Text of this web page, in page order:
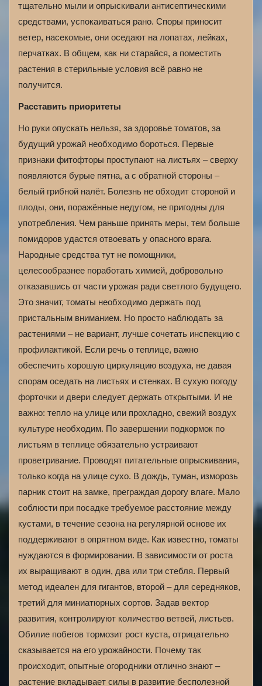
тщательно мыли и опрыскивали антисептическими
средствами, успокаиваться рано. Споры приносит
ветер, насекомые, они оседают на лопатах, лейках,
перчатках. В общем, как ни старайся, а поместить
растения в стерильные условия всё равно не
получится.
Расставить приоритеты
Но руки опускать нельзя, за здоровье томатов, за
будущий урожай необходимо бороться. Первые
признаки фитофторы проступают на листьях – сверху
появляются бурые пятна, а с обратной стороны –
белый грибной налёт. Болезнь не обходит стороной и
плоды, они, поражённые недугом, не пригодны для
употребления. Чем раньше принять меры, тем больше
помидоров удастся отвоевать у опасного врага.
Народные средства тут не помощники,
целесообразнее поработать химией, добровольно
отказавшись от части урожая ради светлого будущего.
Это значит, томаты необходимо держать под
пристальным вниманием. Но просто наблюдать за
растениями – не вариант, лучше сочетать инспекцию с
профилактикой. Если речь о теплице, важно
обеспечить хорошую циркуляцию воздуха, не давая
спорам оседать на листьях и стенках. В сухую погоду
форточки и двери следует держать открытыми. И не
важно: тепло на улице или прохладно, свежий воздух
культуре необходим. По завершении подкормок по
листьям в теплице обязательно устраивают
проветривание. Проводят питательные опрыскивания,
только когда на улице сухо. В дождь, туман, изморозь
парник стоит на замке, преграждая дорогу влаге. Мало
соблюсти при посадке требуемое расстояние между
кустами, в течение сезона на регулярной основе их
поддерживают в опрятном виде. Как известно, томаты
нуждаются в формировании. В зависимости от роста
их выращивают в один, два или три стебля. Первый
метод идеален для гигантов, второй – для середняков,
третий для миниатюрных сортов. Задав вектор
развития, контролируют количество ветвей, листьев.
Обилие побегов тормозит рост куста, отрицательно
сказывается на его урожайности. Почему так
происходит, опытные огородники отлично знают –
растение вкладывает силы в развитие бесполезной